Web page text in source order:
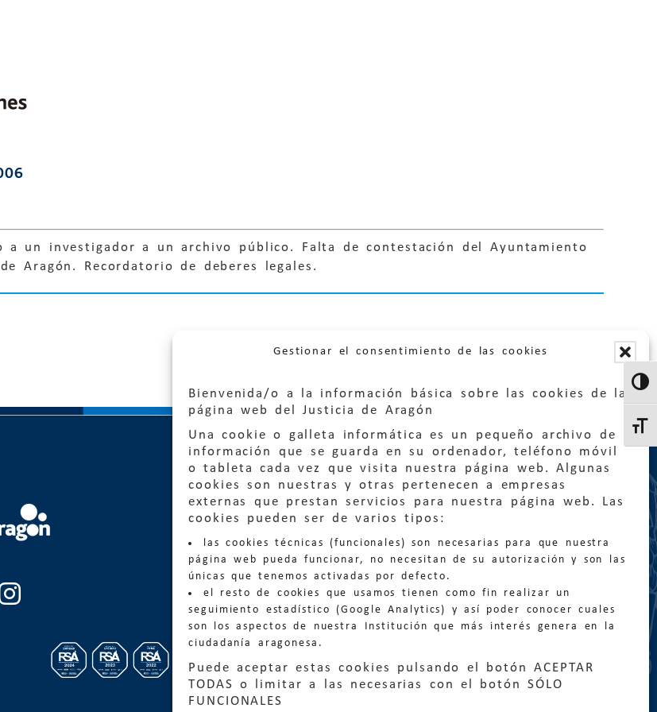
Gestionar el consentimiento de las cookies
Bienvenida/o a la información básica sobre las cookies de la
página web del Justicia de Aragón
Una cookie o galleta informática es un pequeño archivo de
información que se guarda en su ordenador, teléfono móvil
o tableta cada vez que visita nuestra página web. Algunas
cookies son nuestras y otras pertenecen a empresas
externas que prestan servicios para nuestra página web. Las
cookies pueden ser de varios tipos:
las cookies técnicas (funcionales) son necesarias para que nuestra
página web pueda funcionar, no necesitan de su autorización y son las
únicas que tenemos activadas por defecto.
el resto de cookies que usamos tienen como fin realizar un
seguimiento estadístico (Google Analytics) y así poder conocer cuales
son los aspectos de nuestra Institución que más interés genera en la
ciudadanía aragonesa.
Puede aceptar estas cookies pulsando el botón ACEPTAR
TODAS o limitar a las necesarias con el botón SÓLO
FUNCIONALES
a un investigador a un archivo público. Falta de contestación del Ayuntamiento
Aragón. Recordatorio de deberes legales.
Quejas:quejas@eljusticiadearagon.es
Información general:
informacion@eljusticiadearagon.es
Teléfonos: 900 210 210/ 976 399 354